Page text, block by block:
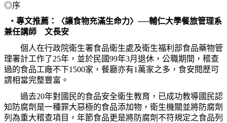
◎序
‧ 專文推薦：〈讓食物充滿生命力〉 ──輔仁大學餐旅管理系
兼任講師 文長安
個人在行政院衛生署食品衛生處及衛生福利部食品藥物管
理署計工作了25年，並於民國99年3月退休，公職期間，稽查
過的食品工廠不下1500家，餐廳亦有1 萬家之多，食安閱歷可
謂相當完整豐富。
過去20年對國民的食品安全衛生教育，已成功教導國民認
知防腐劑是一種罪大惡極的食品添加物，衛生機關並將防腐劑
列為重大稽查項目，年節食品更是將防腐劑不符規定之食品列